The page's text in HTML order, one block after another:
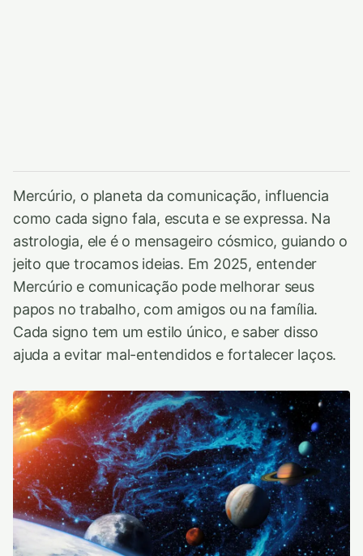
Mercúrio, o planeta da comunicação, influencia
como cada signo fala, escuta e se expressa. Na
astrologia, ele é o mensageiro cósmico, guiando o
jeito que trocamos ideias. Em 2025, entender
Mercúrio e comunicação pode melhorar seus
papos no trabalho, com amigos ou na família.
Cada signo tem um estilo único, e saber disso
ajuda a evitar mal-entendidos e fortalecer laços.